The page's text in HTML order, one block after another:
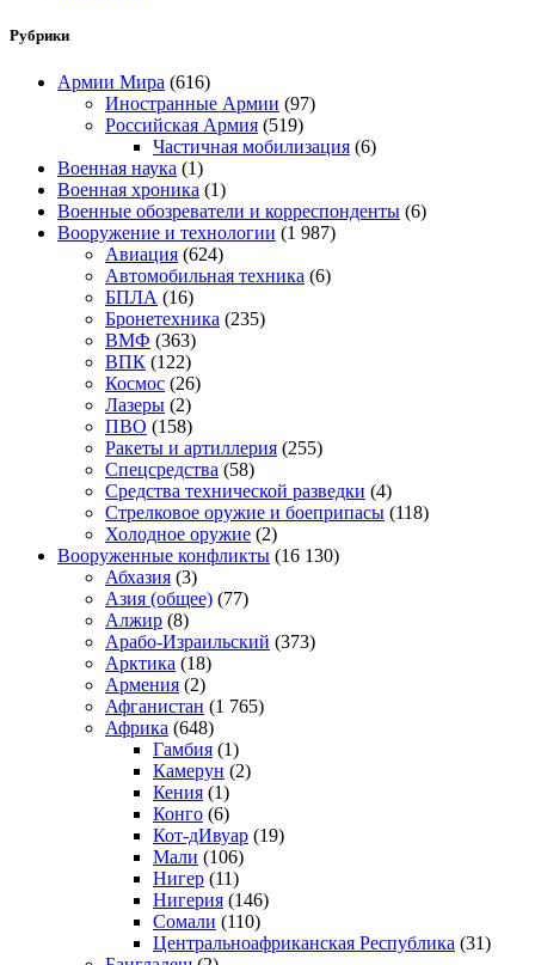
Рубрики
Армии Мира (616)
Иностранные Армии (97)
Российская Армия (519)
Частичная мобилизация (6)
Военная наука (1)
Военная хроника (1)
Военные обозреватели и корреспонденты (6)
Вооружение и технологии (1 987)
Авиация (624)
Автомобильная техника (6)
БПЛА (16)
Бронетехника (235)
ВМФ (363)
ВПК (122)
Космос (26)
Лазеры (2)
ПВО (158)
Ракеты и артиллерия (255)
Спецсредства (58)
Средства технической разведки (4)
Стрелковое оружие и боеприпасы (118)
Холодное оружие (2)
Вооруженные конфликты (16 130)
Абхазия (3)
Азия (общее) (77)
Алжир (8)
Арабо-Израильский (373)
Арктика (18)
Армения (2)
Афганистан (1 765)
Африка (648)
Гамбия (1)
Камерун (2)
Кения (1)
Конго (6)
Кот-дИвуар (19)
Мали (106)
Нигер (11)
Нигерия (146)
Сомали (110)
Центральноафриканская Республика (31)